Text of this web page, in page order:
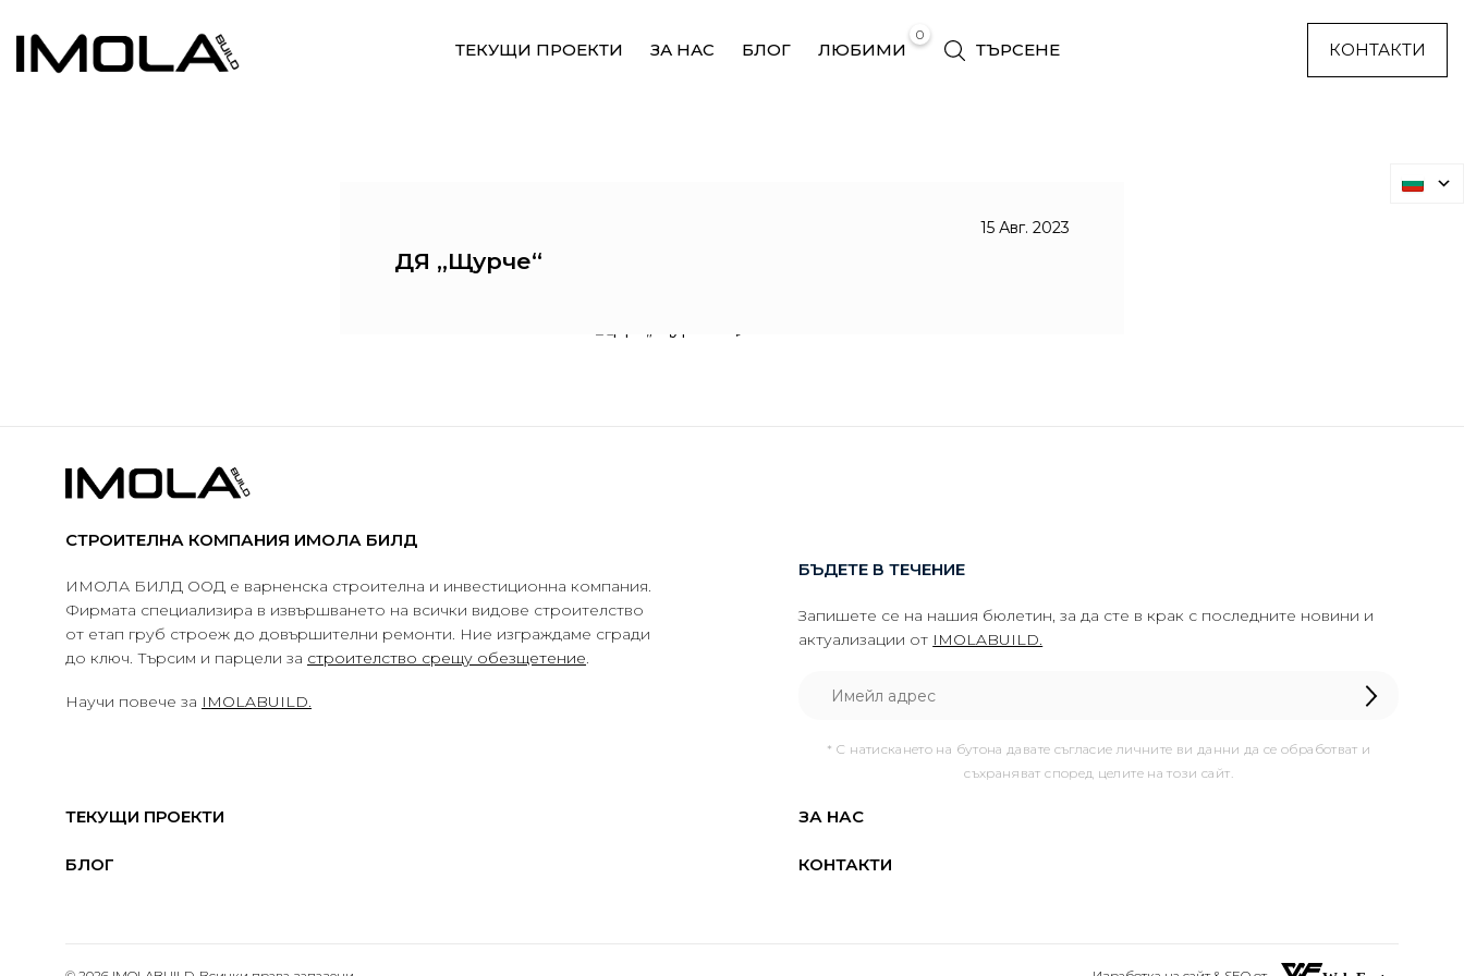
ТЕКУЩИ ПРОЕКТИ ЗА НАС БЛОГ
0
ЛЮБИМИ ТЪРСЕНЕ КОНТАКТИ
15 Авг. 2023
ДЯ „Щурче“
СТРОИТЕЛНА КОМПАНИЯ ИМОЛА БИЛД
ИМОЛА БИЛД ООД е варненска строителна и инвестиционна компания.
Фирмата специализира в извършването на всички видове строителство
от етап груб строеж до довършителни ремонти. Ние изграждаме сгради
до ключ. Търсим и парцели за строителство срещу обезщетение
Научи повече за IMOLABUILD.
ТЕКУЩИ ПРОЕКТИ
БЛОГ
ЗА НАС
КОНТАКТИ
БЪДЕТЕ В ТЕЧЕНИЕ
Запишете се на нашия бюлетин, за да сте в крак с последните новини и
актуализации от IMOLABUILD.
* С натискането на бутона давате съгласие личните ви данни да се обработват и
съхраняват според целите на този сайт.